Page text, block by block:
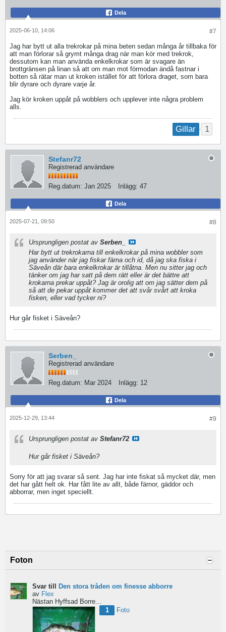
Dela
#7
2025-06-10, 14:06
Jag har bytt ut alla trekrokar på mina beten sedan många år tillbaka för
att man förlorar så grymt många drag när man kör med trekrok,
dessutom kan man använda enkelkrokar som är svagare än
brottgränsen på linan så att om man mot förmodan ändå fastnar i
botten så rätar man ut kroken istället för att förlora draget, som bara
blir dyrare och dyrare varje år.
Jag kör kroken uppåt på wobblers och upplever inte några problem
alls.
Gillar 1
Stefanr72
Registrerad användare
Reg.datum: Jan 2025 Inlägg: 47
Dela
#8
2025-07-21, 09:50
Ursprungligen postat av Serben_
Har bytt ut trekrokarna till enkelkrokar på mina wobbler som
jag använder när jag fiskar färna och id, då jag ska fiska i
Säveån där bara enkelkrokar är tillåtna. Men nu sitter jag och
tänker om jag har satt på dem rätt eller är det bättre att
krokarna prekar uppåt? Jag är orolig att om jag sätter dem på
så att de pekar uppåt kommer det att svår svårt att kroka
fisken, eller vad tycker ni?
Hur går fisket i Säveån?
Serben_
Registrerad användare
Reg.datum: Mar 2024 Inlägg: 12
Dela
#9
2025-12-29, 13:44
Ursprungligen postat av Stefanr72
Hur går fisket i Säveån?
Sorry för att jag svarar så sent. Jag har inte fiskat så mycket där, men
det har gått helt ok. Har fått lite av allt, både färnor, gäddor och
abborrar, men inget speciellt.
Foton
Svar till Den stora tråden om finesse abborre
av Flex
Nästan Hyffsad Borre...
1
Foto